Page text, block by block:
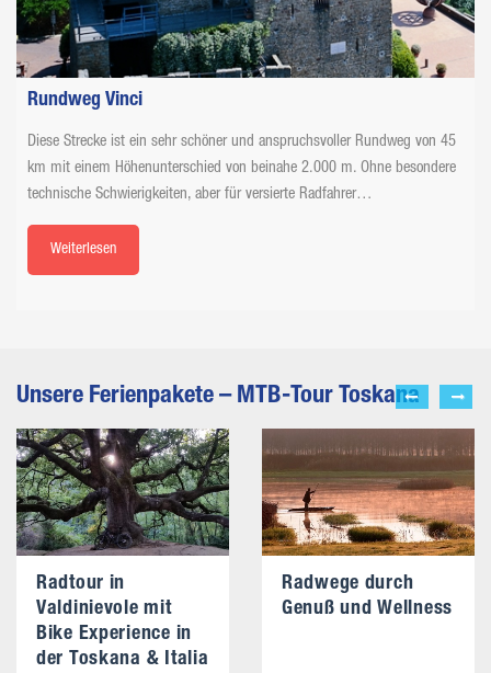
Rundweg Vinci
Diese Strecke ist ein sehr schöner und anspruchsvoller Rundweg von 45
km mit einem Höhenunterschied von beinahe 2.000 m. Ohne besondere
technische Schwierigkeiten, aber für versierte Radfahrer…
Weiterlesen
Unsere Ferienpakete – MTB-Tour Toskana
Radtour in
Valdinievole mit
Bike Experience in
der Toskana & Italia
Radwege durch
Genuß und Wellness